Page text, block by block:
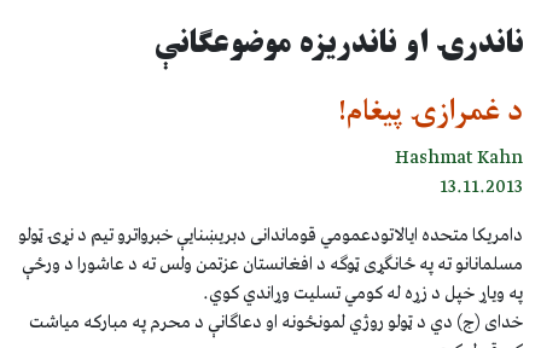
ناندرۍ او ناندریزه موضوعګانې
د غمرازۍ پیغام!
Hashmat Kahn
13.11.2013
دامریکا متحده ایالاتودعمومي قوماندانی دبریښنایې خبرواترو تیم د نړۍ ټولو
مسلمانانو ته په ځانګړی ټوګه د افغانستان عزتمن ولس ته د عاشورا د ورځې
په ویاړ خپل د زړه له کومي تسلیت وړاندي کوي.
خدای (ج) دي د ټولو روژي لمونځونه او دعاګانې د محرم په مبارکه میاشت